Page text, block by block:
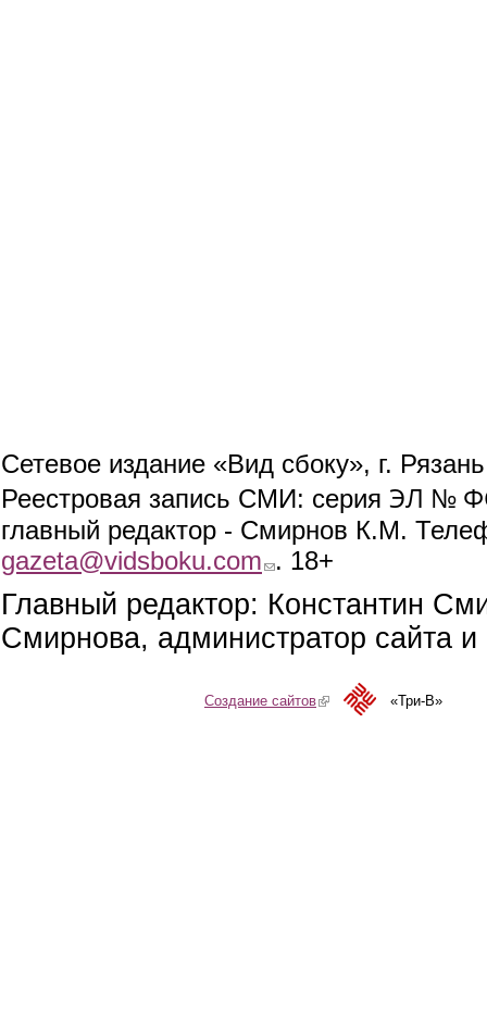
Сетевое издание «Вид сбоку», г.
Реестровая запись СМИ: серия ЭЛ №
главный редактор - Смирнов К.М.
gazeta@vidsboku.com (link sends e-mail)
. 18+
Главный редактор: Константин
Смирнова, администратор сайта
Создание сайтов(link is external)«Три-В»